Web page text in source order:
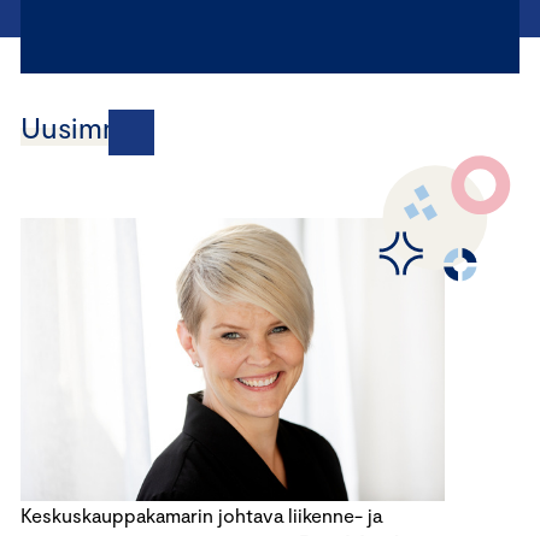
Uusimmat
Keskuskauppakamarin johtava liikenne- ja